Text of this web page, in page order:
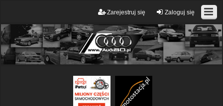
Zaloguj się
Zarejestruj się